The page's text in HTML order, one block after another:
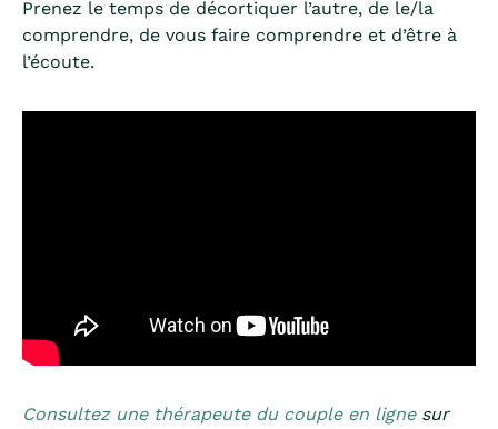
Prenez le temps de décortiquer l’autre, de le/la
comprendre, de vous faire comprendre et d’être à
l’écoute.
Consultez une thérapeute du couple en lignesur